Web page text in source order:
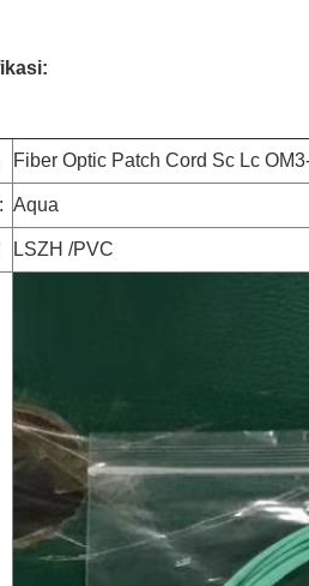
Kami akan segera
Fiber Optic Patch Cord Sc Lc
Aqua
LSZH /PVC